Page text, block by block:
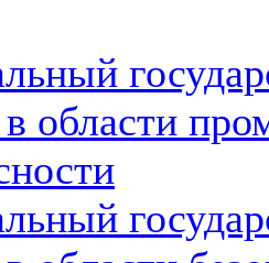
в области